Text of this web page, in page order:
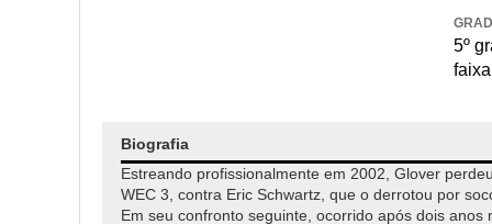
5º
Biografia
Estreando profissionalmente em 2002, Glover
WEC 3, contra Eric Schwartz, que o derrotou por
Em seu confronto seguinte, ocorrido após dois